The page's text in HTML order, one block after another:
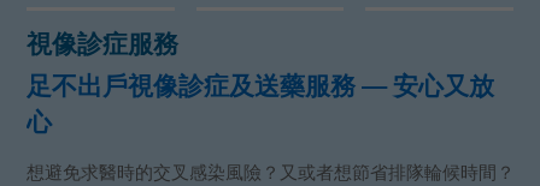
視像診症服務
足不出戶視像診症及送藥服務 — 安心又放
心
想避免求醫時的交叉感染風險？又或者想節省排隊輪候時間？